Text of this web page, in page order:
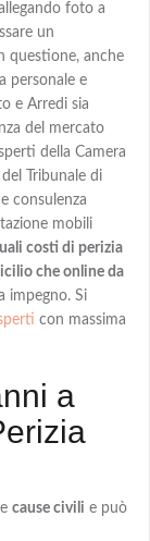
foto a
un
questione, anche
personale e
e Arredi sia
del mercato
della Camera
Tribunale di
consulenza
mobili
costi di perizia
che online da
impegno. Si
con massima
a
cause civili e può